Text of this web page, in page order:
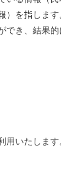
）を指しま
でき、結果
いたします